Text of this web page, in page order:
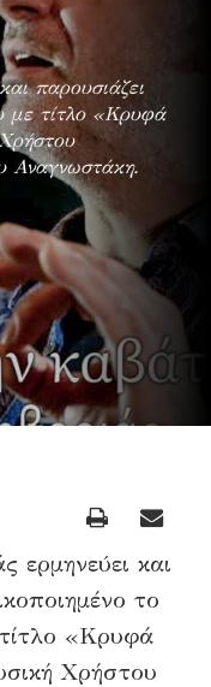
παρουσιάζει
με τίτλο «Κρυφά
Αναγνωστάκη.
ερμηνεύει και
το
«Κρυφά
Χρήστου